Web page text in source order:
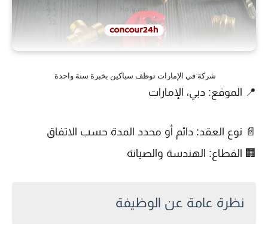
شركة في الإمارات توظف سباكين بخبرة سنة واحدة
📍 الموقع: دبي، الإمارات
📄 نوع العقد: دائم أو محدد المدة حسب الاتفاق
🏢 القطاع: الهندسة والصيانة
نظرة عامة عن الوظيفة